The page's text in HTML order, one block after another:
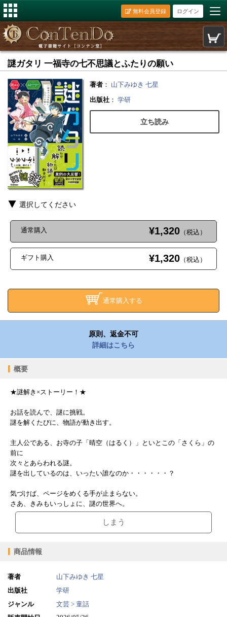
ログイン
無料会員登録
謎ガタリ 一福寺の七不思議とふたりの願い
著者 ： 山下みゆき 七星
出版社 ： 学研
立ち読み
選択してください
通常購入 ¥1,320 （税込）
ギフト購入 ¥1,320 （税込）
通常購入する
原則、返金不可
詳細はこちら
概要
★謎解き×ストーリー！★
お話を読んで、謎に挑戦。
謎を解くたびに、物語が動き出す。
主人公である、お寺の子「晴空（はるく）」といとこの「さくら」の
前に
次々とあらわれる謎。
謎を出しているのは、いったい誰なのか・・・・・・？
気づけば、ページをめくる手が止まらない。
さあ、きみもいっしょに、謎の世界へ。
しまう
商品情報
著者 山下みゆき 七星
出版社
学研
ジャンル
文芸 > 童話